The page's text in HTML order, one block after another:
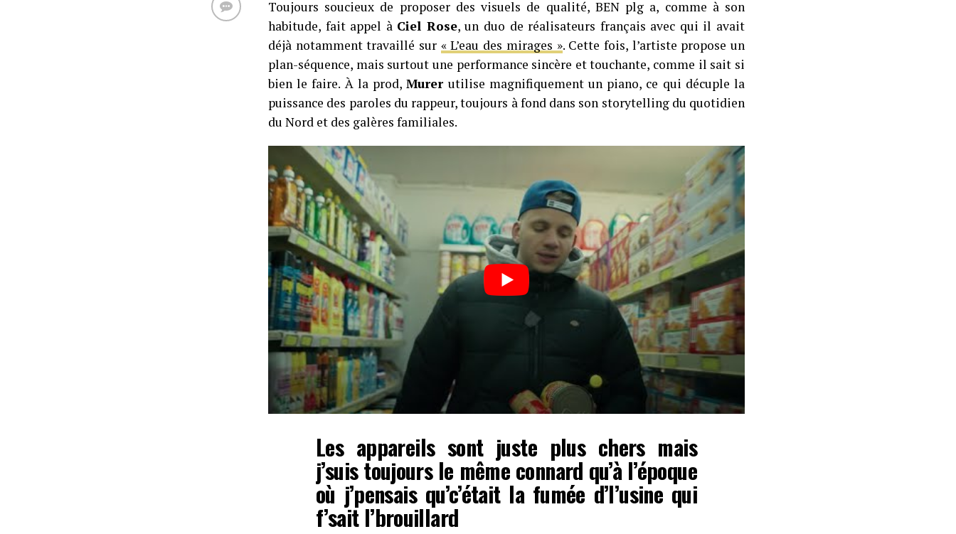
Toujours soucieux de proposer des visuels de qualité, BEN plg a, comme à son
habitude, fait appel à Ciel Rose, un duo de réalisateurs français avec qui il avait
déjà notamment travaillé sur « L’eau des mirages ». Cette fois, l’artiste propose un
plan-séquence, mais surtout une performance sincère et touchante, comme il sait si
bien le faire. À la prod,Murerutilise magnifiquement un piano, ce qui décuple la
puissance des paroles du rappeur, toujours à fond dans son storytelling du quotidien
du Nord et des galères familiales.
Les appareils sont juste plus chers mais
j’suis toujours le même connard qu’à l’époque
où j’pensais qu’c’était la fumée d’l’usine qui
f’sait l’brouillard